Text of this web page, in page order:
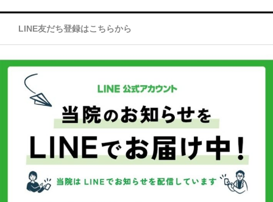
LINE友だち登録はこちらから